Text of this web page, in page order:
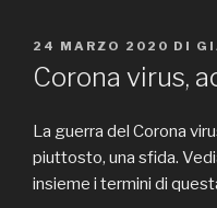
PUBBLICATO
IL
24 MARZO 2020 DI
Corona virus,
La guerra del Corona
piuttosto, una sfida.
insieme i termini di